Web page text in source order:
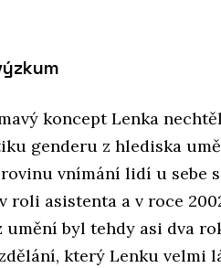
koncept Lenka
genderu z hlediska
vnímání lidí u sebe
roli asistenta a v roce
umění byl tehdy asi dva
který Lenku velmi